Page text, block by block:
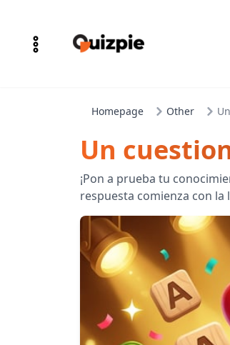
Homepage Other
Un
¡Pon a prueba tu
respuesta comienza con la